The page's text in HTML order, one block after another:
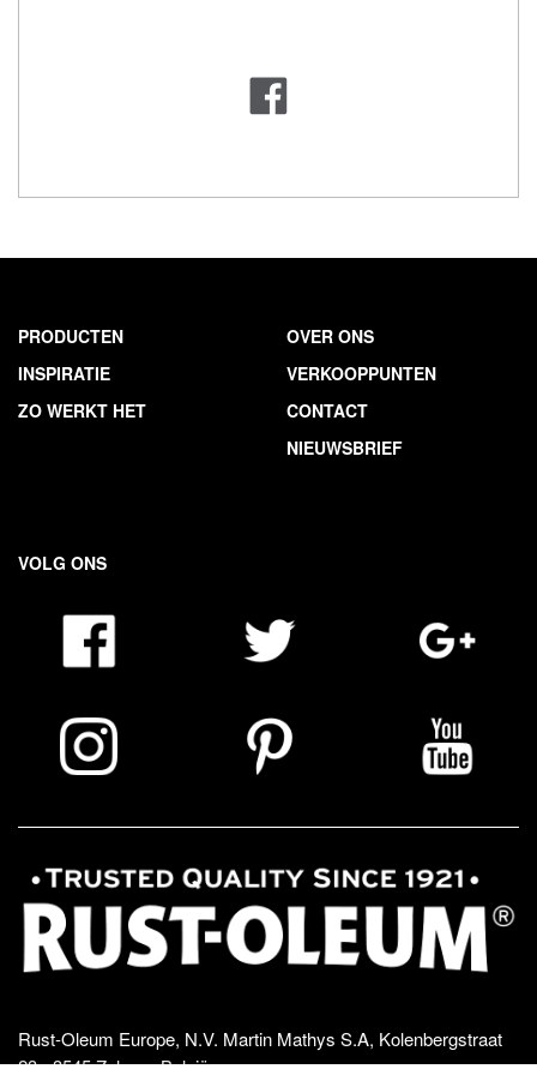
PRODUCTEN
INSPIRATIE
ZO WERKT HET
OVER ONS
VERKOOPPUNTEN
CONTACT
NIEUWSBRIEF
VOLG ONS
Rust-Oleum Europe, N.V. Martin Mathys S.A, Kolenbergstraat
23 - 3545 Zelem - België